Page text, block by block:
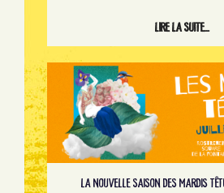
Lire la suite...
LA NOUVELLE SAISON DES MARDIS